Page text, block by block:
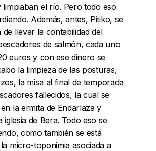
limpiaban el río. Pero todo eso
Además, antes, Pitiko, se
de llevar la contabilidad del
de salmón, cada uno
euros y con ese dinero se
la limpieza de las posturas,
la misa al final de temporada
fallecidos, la cual se
la ermita de Endarlaza y
iglesia de Bera. Todo eso se
como también se está
micro-toponimia asociada a